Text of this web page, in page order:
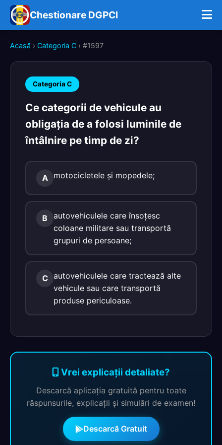
Chestionare DGPCI
Acasă › Categoria C › #1597
Categoria C
Ce categorii de vehicule au
obligaţia de a folosi luminile de
întâlnire pe timp de zi?
A motocicletele şi mopedele;
B
autovehiculele care însoţesc
coloane militare sau transportă
grupuri de persoane;
C autovehiculele care tractează alte
vehicule sau care transportă
produse periculoase.
Vrei explicații detaliate?
Descarcă aplicația gratuită pentru toate
răspunsurile, explicații și simulări de examen!
Descarcă Gratuit